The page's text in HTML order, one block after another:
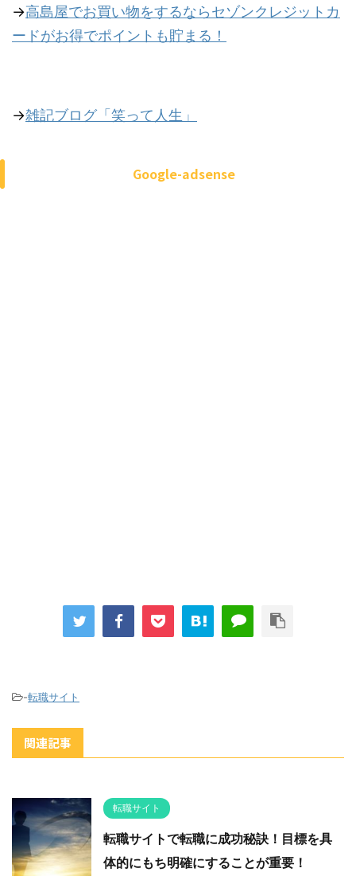
→高島屋でお買い物をするならセゾンクレジットカ
ードがお得でポイントも貯まる！
→雑記ブログ「笑って人生」
Google-adsense
-転職サイト
関連記事
転職サイト
転職サイトで転職に成功秘訣！目標を具
体的にもち明確にすることが重要！